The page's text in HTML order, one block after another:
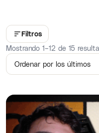
Filtros
Mostrando 1–12 de 15